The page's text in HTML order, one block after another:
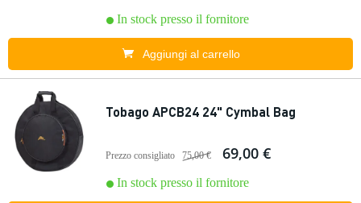
In stock presso il fornitore
Aggiungi al carrello
Tobago APCB24 24" Cymbal Bag
Prezzo consigliato 75,00 € 69,00 €
In stock presso il fornitore